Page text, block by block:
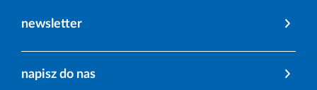
newsletter
napisz do nas